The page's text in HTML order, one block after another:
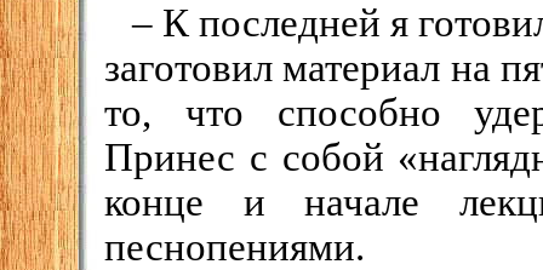
– К последней я
заготовил материал на
то, что способно
Принес с собой
конце и начале
песнопениями.